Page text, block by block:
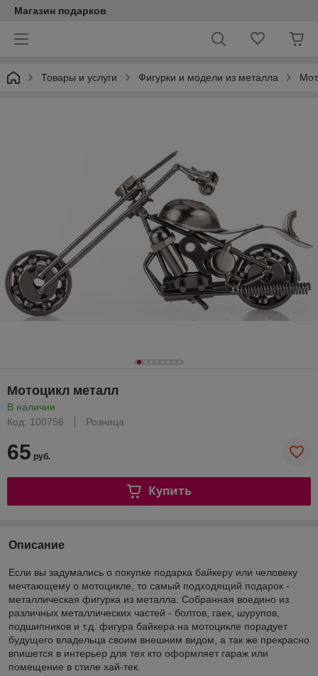
Магазин подарков
Товары и услуги Фигурки и модели из металла
Мотоцикл металл
В наличии
Код: 100756
Розница
65 руб.
Купить
Описание
Если вы задумались о покупке подарка байкеру или человеку
мечтающему о мотоцикле, то самый подходящий подарок -
металлическая фигурка из металла. Собранная воедино из
различных металлических частей - болтов, гаек, шурупов,
подшипников и т.д. фигура байкера на мотоцикле порадует
будущего владельца своим внешним видом, а так же прекрасно
впишется в интерьер для тех кто оформляет гараж или
помещение в стиле хай-тек.